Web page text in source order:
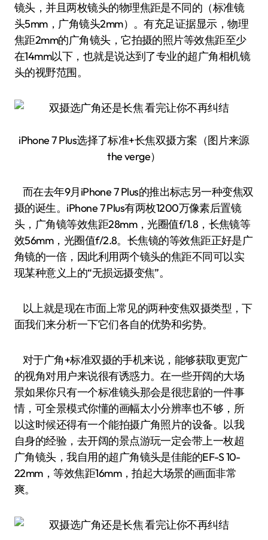
镜头，并且两枚镜头的物理焦距是不同的（标准镜
头5mm，广角镜头2mm）。有充足证据显示，物理
焦距2mm的广角镜头，它拍摄的照片等效焦距至少
在14mm以下，也就是说达到了专业的超广角相机镜
头的视野范围。
iPhone 7 Plus选择了标准+长焦双摄方案（图片来源
the verge）
而在去年9月iPhone 7 Plus的推出标志另一种变焦双
摄的诞生。iPhone 7 Plus有两枚1200万像素后置镜
头，广角镜等效焦距28mm，光圈值f/1.8，长焦镜等
效56mm，光圈值f/2.8。长焦镜的等效焦距正好是广
角镜的一倍，因此利用两个镜头的焦距不同可以实
现某种意义上的“无损远摄变焦”。
以上就是现在市面上常见的两种变焦双摄类型，下
面我们来分析一下它们各自的优势和劣势。
对于广角+标准双摄的手机来说，能够获取更宽广
的视角对用户来说很有诱惑力。在一些开阔的大场
景如果你只有一个标准镜头那会是很悲剧的一件事
情，可全景模式你懂的画幅太小分辨率也不够，所
以这时候还得有一个能拍摄广角照片的设备。以我
自身的经验，去开阔的景点游玩一定会带上一枚超
广角镜头，我自用的超广角镜头是佳能的EF-S 10-
22mm，等效焦距16mm，拍起大场景的画面非常
爽。